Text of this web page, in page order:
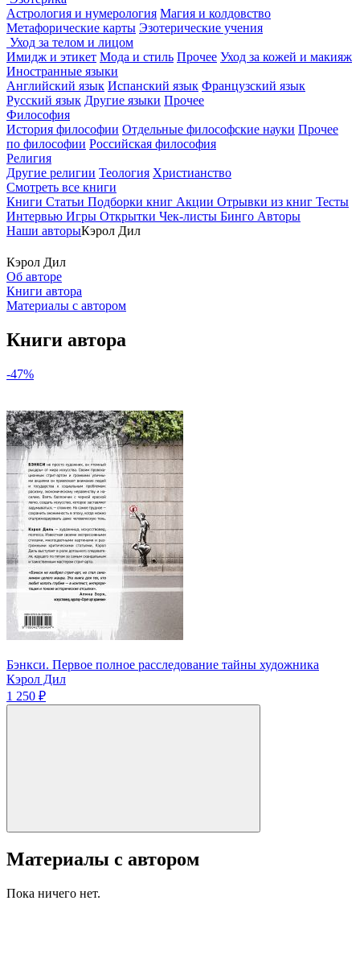
Астрология и нумерология Магия и колдовство
Метафорические карты Эзотерические учения
Уход за телом и лицом
Имидж и этикет Мода и стиль Прочее Уход за кожей и макияж
Иностранные языки
Английский язык Испанский язык Французский язык
Русский язык Другие языки Прочее
Философия
История философии Отдельные философские науки Прочее
по философии Российская философия
Религия
Другие религии Теология Христианство
Смотреть все книги
Книги Статьи Подборки книг Акции Отрывки из книг Тесты
Интервью Игры Открытки Чек-листы Бинго Авторы
Наши авторыКэрол Дил
Кэрол Дил
Об авторе
Книги автора
Материалы с автором
Книги автора
-47%
Бэнкси. Первое полное расследование тайны художника
Кэрол Дил
1 250 ₽
Материалы с автором
Пока ничего нет.